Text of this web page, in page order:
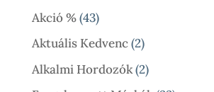
Akció % 4343
Termék
Aktuális Kedvenc 22
Termék
Alkalmi Hordozók 22
Termék